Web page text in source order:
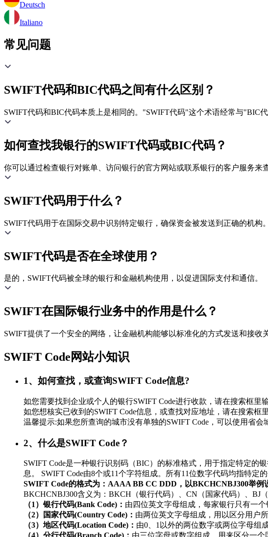
Deutsch
Italiano
常见问题
SWIFT代码和BIC代码之间有什么区别？
SWIFT代码和BIC代码本质上是相同的。"SWIFT代码"这个术语经常与"BIC
如何查找我银行的SWIFT代码或BIC代码？
你可以通过检查银行对账单、访问银行的官方网站或联系银行的客户服务来
SWIFT代码用于什么？
SWIFT代码用于在国际交易中识别特定银行，确保资金被发送到正确的机构。
SWIFT代码是否在全球使用？
是的，SWIFT代码被全球的银行和金融机构使用，以促进国际支付和通信。
SWIFT在国际银行业务中的作用是什么？
SWIFT提供了一个安全的网络，让金融机构能够以标准化的方式发送和接收
SWIFT Code网站小知识
1、如何查找，或查询SWIFT Code信息?
如您需要找到企业或个人的银行SWIFT Code进行收款，请在搜索框
如您想核实已收到的SWIFT Code信息，或查找对应地址，请在搜索框
温馨提示:如果您所查询的城市没有单独的SWIFT Code，可以使用省会
2、什么是SWIFT Code？
SWIFT Code是一种银行识别码（BIC）的标准格式，用于指定特定
息。 SWIFT Code由8个或11个字符组成。所有11位数字代码均指特
SWIFT Code的格式为：AAAA BB CC DDD，以BKCHCNBJ300举例
BKCHCNBJ300含义为：BKCH（银行代码）、CN（国家代码）、BJ
（1）银行代码(Bank Code)： 由四位英文字母组成，每家银行只有一
（2）国家代码(Country Code)： 由两位英文字母组成，用以区分用户
（3）地区代码(Location Code)： 由0、1以外的两位数字或两位字母组